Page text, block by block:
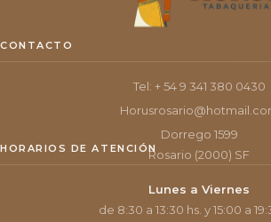
CONTACTO
Tel: + 54 9 341 380 0430
Dorrego 1599
Rosario (2000) SF
HORARIOS DE ATENCIÓN
Lunes a Viernes
de 8:30 a 13:30 hs. y 15:00 a